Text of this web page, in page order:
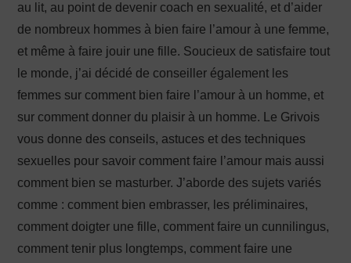
au lit, au point de devenir coach en sexualité, et d’aider
de nombreux hommes à bien faire l’amour à une femme,
et même à faire jouir une fille. Soucieux de satisfaire tout
le monde, j’ai décidé de conseiller également les
femmes sur comment bien faire l’amour à un homme, et
sur comment donner du plaisir à un homme. Le Grivois
vous donne des conseils, astuces et des techniques
sexuelles pour savoir comment faire l’amour mais aussi
comment bien se masturber. J’aborde des sujets variés
comme : comment bien embrasser, les préliminaires,
comment doigter une fille, comment faire un cunnilingus,
comment tenir plus longtemps, comment faire une